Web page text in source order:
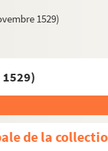
1529)
de la